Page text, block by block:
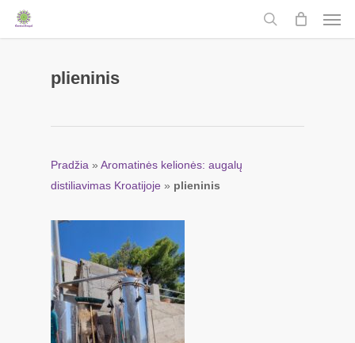
Skip
search
plieninis
Pradžia » Aromatinės kelionės: augalų
distiliavimas Kroatijoje » plieninis